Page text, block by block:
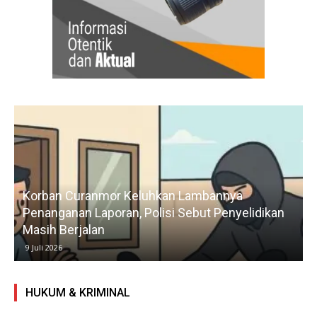
Korban Curanmor Keluhkan Lambannya
Penanganan Laporan, Polisi Sebut Penyelidikan
Masih Berjalan
9 Juli 2026
HUKUM & KRIMINAL